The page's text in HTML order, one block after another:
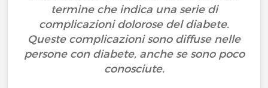
termine che indica una serie di
complicazioni dolorose del diabete.
Queste complicazioni sono diffuse nelle
persone con diabete, anche se sono poco
conosciute.